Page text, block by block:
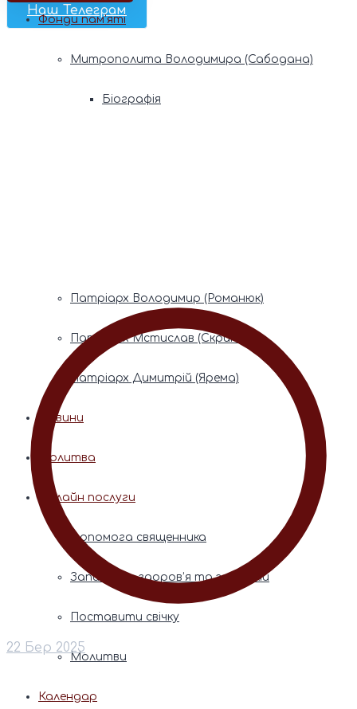
Наш Телеграм
Фонди пам’яті
Митрополита Володимира (Сабодана)
Біографія
Патріарх Володимир (Романюк)
Патріарх Мстислав (Скрипник)
Патріарх Димитрій (Ярема)
Новини
Молитва
Онлайн послуги
Допомога священника
Записки за здоров’я та за упокій
Поставити свічку
Молитви
Календар
22 Бер 2025